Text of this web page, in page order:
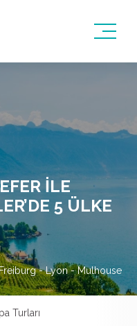
İLE
5 ÜLKE
- Lyon - Mulhouse
Turları